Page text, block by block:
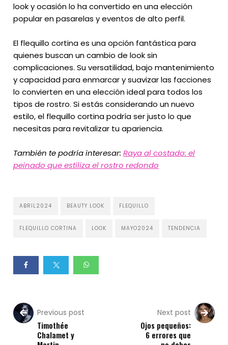
look y ocasión lo ha convertido en una elección
popular en pasarelas y eventos de alto perfil.
El flequillo cortina es una opción fantástica para
quienes buscan un cambio de look sin
complicaciones. Su versatilidad, bajo mantenimiento
y capacidad para enmarcar y suavizar las facciones
lo convierten en una elección ideal para todos los
tipos de rostro. Si estás considerando un nuevo
estilo, el flequillo cortina podría ser justo lo que
necesitas para revitalizar tu apariencia.
También te podría interesar:Raya al costado: el
peinado que estiliza el rostro redondo
ABRIL2024 BEAUTY LOOK FLEQUILLO
FLEQUILLO CORTINA LOOK MAYO2024 TENDENCIA
Previous post
Timothée
Chalamet y
Next post
Ojos pequeños:
6 errores que